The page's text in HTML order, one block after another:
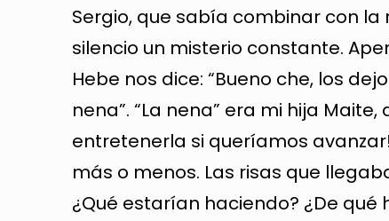
Sergio, que sabía combinar con
silencio un misterio constante.
Hebe nos dice: “Bueno che, los
nena”. “La nena” era mi hija
entretenerla si queríamos
más o menos. Las risas que
¿Qué estarían haciendo? ¿De